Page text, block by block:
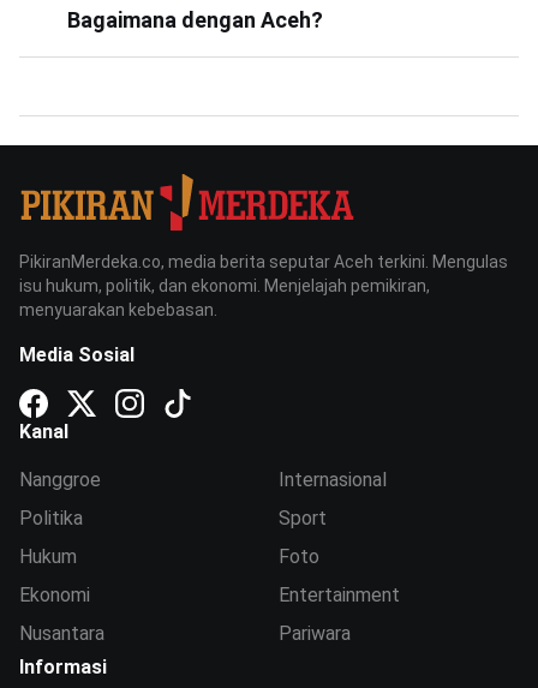
Bagaimana dengan Aceh?
PikiranMerdeka.co, media berita seputar Aceh terkini. Mengulas
isu hukum, politik, dan ekonomi. Menjelajah pemikiran,
menyuarakan kebebasan.
Media Sosial
Kanal
Nanggroe
Politika
Hukum
Ekonomi
Nusantara
Internasional
Sport
Foto
Entertainment
Pariwara
Informasi